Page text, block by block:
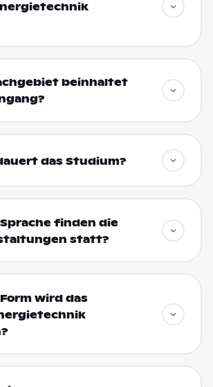
beinhaltet
das Studium?
finden die
statt?
wird das